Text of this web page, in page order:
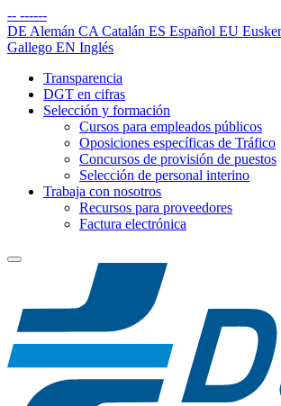
-- ------
DE Alemán CA Catalán ES Español EU
Gallego EN Inglés
Transparencia
DGT en cifras
Selección y formación
Cursos para empleados públicos
Oposiciones específicas de Tráfico
Concursos de provisión de puestos
Selección de personal interino
Trabaja con nosotros
Recursos para proveedores
Factura electrónica